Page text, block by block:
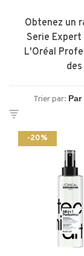
Obtenez un
Serie
L'Oréal
Trier par:
-20%